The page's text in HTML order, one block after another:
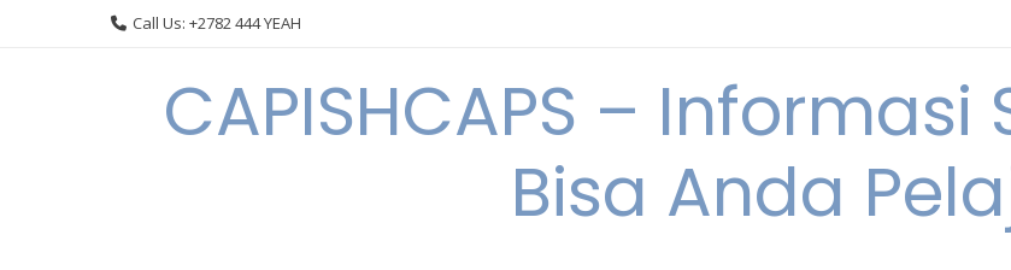
Call Us: +2782 444 YEAH
CAPISHCAPS –
Bisa Anda